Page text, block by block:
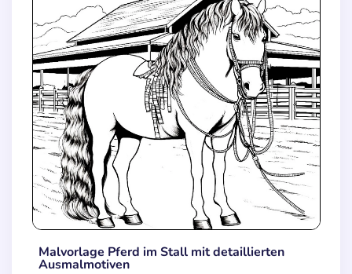
Malvorlage Pferd im Stall mit detaillierten
Ausmalmotiven